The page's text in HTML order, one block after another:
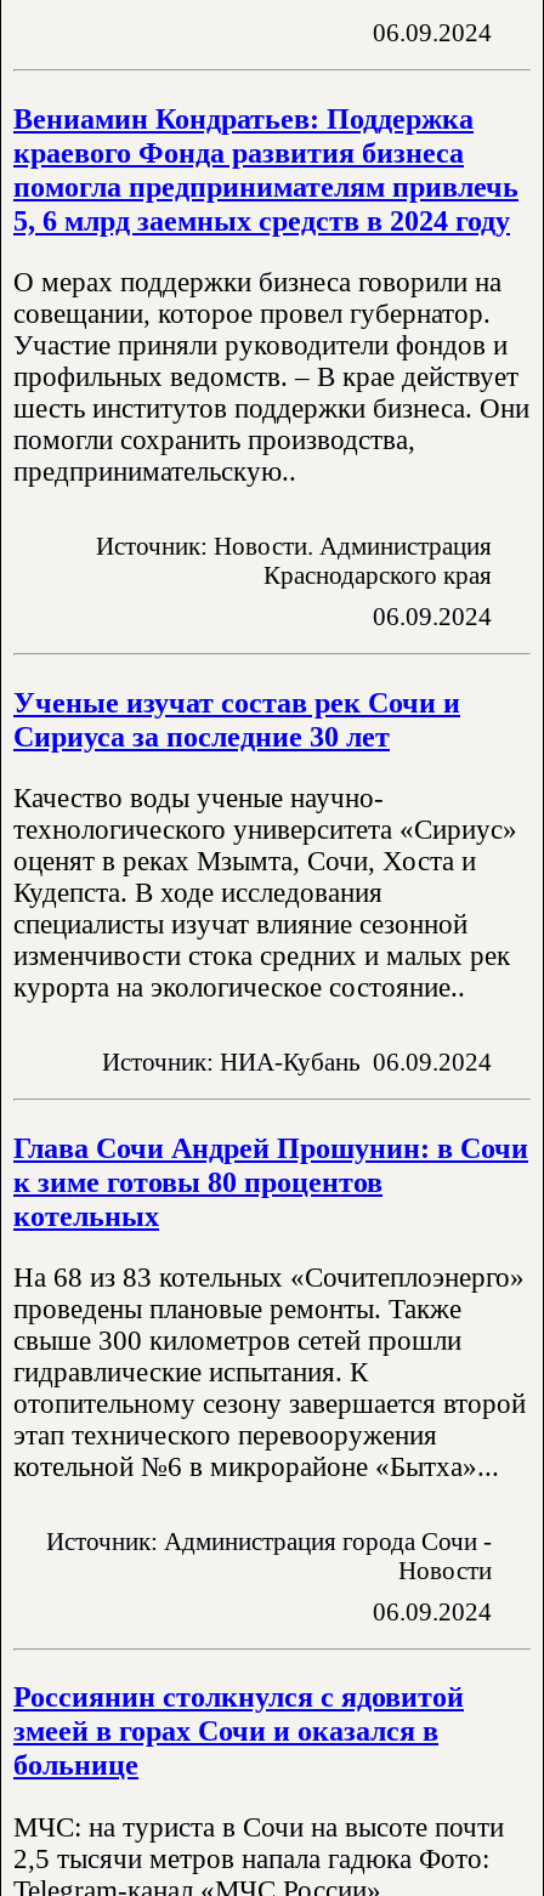
06.09.2024
Вениамин Кондратьев: Поддержка
краевого Фонда развития бизнеса
помогла предпринимателям привлечь
5, 6 млрд заемных средств в 2024 году
О мерах поддержки бизнеса говорили на
совещании, которое провел губернатор.
Участие приняли руководители фондов и
профильных ведомств. – В крае действует
шесть институтов поддержки бизнеса. Они
помогли сохранить производства,
предпринимательскую..
Источник: Новости. Администрация
Краснодарского края
06.09.2024
Ученые изучат состав рек Сочи и
Сириуса за последние 30 лет
Качество воды ученые научно-
технологического университета «Сириус»
оценят в реках Мзымта, Сочи, Хоста и
Кудепста. В ходе исследования
специалисты изучат влияние сезонной
изменчивости стока средних и малых рек
курорта на экологическое состояние..
Источник: НИА-Кубань 06.09.2024
Глава Сочи Андрей Прошунин: в Сочи
к зиме готовы 80 процентов
котельных
На 68 из 83 котельных «Сочитеплоэнерго»
проведены плановые ремонты. Также
свыше 300 километров сетей прошли
гидравлические испытания. К
отопительному сезону завершается второй
этап технического перевооружения
котельной №6 в микрорайоне «Бытха»...
Источник: Администрация города Сочи -
Новости
06.09.2024
Россиянин столкнулся с ядовитой
змеей в горах Сочи и оказался в
больнице
МЧС: на туриста в Сочи на высоте почти
2,5 тысячи метров напала гадюка Фото: